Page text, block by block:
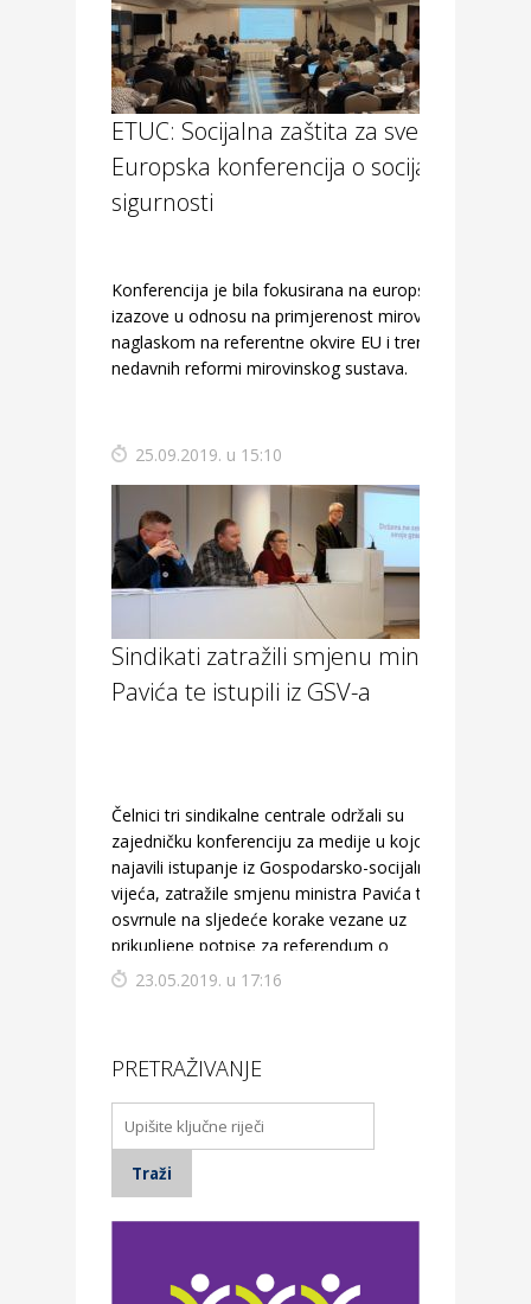
ETUC: Socijalna zaštita za sve –
Europska konferencija o socijalnoj
sigurnosti
Konferencija je bila fokusirana na europske
izazove u odnosu na primjerenost mirovina, s
naglaskom na referentne okvire EU i trendove
nedavnih reformi mirovinskog sustava.
25.09.2019. u 15:10
Sindikati zatražili smjenu ministra
Pavića te istupili iz GSV-a
Čelnici tri sindikalne centrale održali su
zajedničku konferenciju za medije u kojoj su
najavili istupanje iz Gospodarsko-socijalnog
vijeća, zatražile smjenu ministra Pavića te se
osvrnule na sljedeće korake vezane uz
prikupljene potpise za referendum o
mirovinskoj reformi.
23.05.2019. u 17:16
PRETRAŽIVANJE